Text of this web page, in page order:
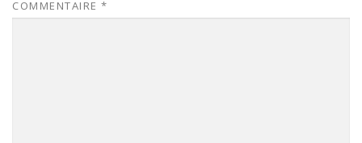
COMMENTAIRE *